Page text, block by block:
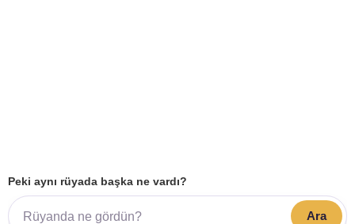
Peki aynı rüyada başka ne vardı?
Ara